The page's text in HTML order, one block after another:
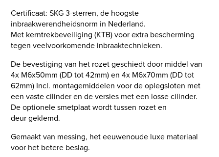
Certificaat: SKG 3-sterren, de hoogste
inbraakwerendheidsnorm in Nederland.
Met kerntrekbeveiliging (KTB) voor extra bescherming
tegen veelvoorkomende inbraaktechnieken.
De bevestiging van het rozet geschiedt door middel van
4x M6x50mm (DD tot 42mm) en 4x M6x70mm (DD tot
62mm) Incl. montagemiddelen voor de oplegsloten met
een vaste cilinder en de versies met een losse cilinder.
De optionele smetplaat wordt tussen rozet en
deur geklemd.
Gemaakt van messing, het eeuwenoude luxe materiaal
voor het betere beslag.